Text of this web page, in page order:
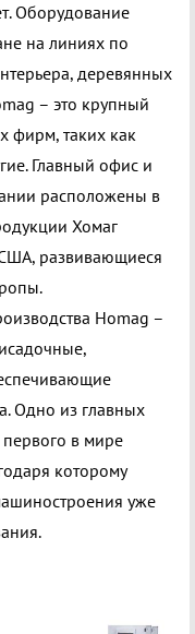
Оборудование
на линиях по
деревянных
– это крупный
фирм, таких как
Главный офис и
расположены в
Хомаг
США, развивающиеся
Homag –
Одно из главных
в мире
которому
уже